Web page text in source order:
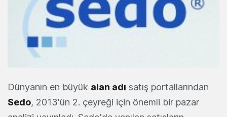
Dünyanın en büyük alan adı satış portallarından
Sedo, 2013'ün 2. çeyreği için önemli bir pazar